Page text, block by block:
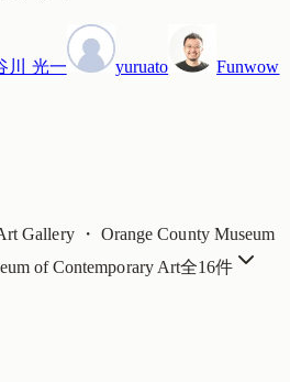
川 光一 yuruato Funwow
Gallery ・ Orange County Museum
of Contemporary Art全16件